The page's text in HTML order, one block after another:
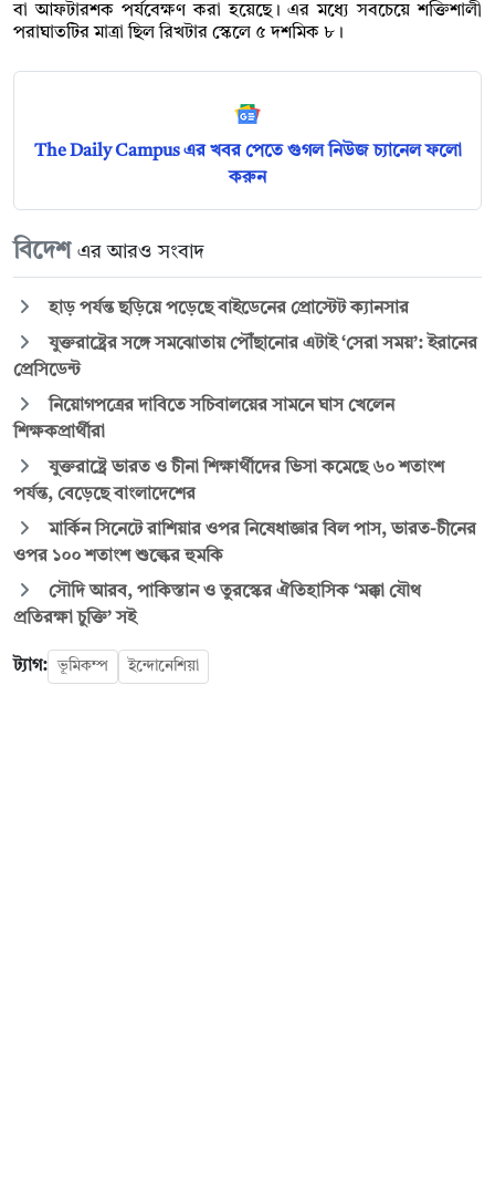
বা আফটারশক পর্যবেক্ষণ করা হয়েছে। এর মধ্যে সবচেয়ে শক্তিশালী
পরাঘাতটির মাত্রা ছিল রিখটার স্কেলে ৫ দশমিক ৮।
The Daily Campus এর খবর পেতে গুগল নিউজ চ্যানেল ফলো
করুন
বিদেশ এর আরও সংবাদ
হাড় পর্যন্ত ছড়িয়ে পড়েছে বাইডেনের প্রোস্টেট ক্যানসার
যুক্তরাষ্ট্রের সঙ্গে সমঝোতায় পৌঁছানোর এটাই ‘সেরা সময়’: ইরানের
প্রেসিডেন্ট
নিয়োগপত্রের দাবিতে সচিবালয়ের সামনে ঘাস খেলেন
শিক্ষকপ্রার্থীরা
যুক্তরাষ্ট্রে ভারত ও চীনা শিক্ষার্থীদের ভিসা কমেছে ৬০ শতাংশ
পর্যন্ত, বেড়েছে বাংলাদেশের
মার্কিন সিনেটে রাশিয়ার ওপর নিষেধাজ্ঞার বিল পাস, ভারত-চীনের
ওপর ১০০ শতাংশ শুল্কের হুমকি
সৌদি আরব, পাকিস্তান ও তুরস্কের ঐতিহাসিক ‘মক্কা যৌথ
প্রতিরক্ষা চুক্তি’ সই
ট্যাগ: ভূমিকম্প ইন্দোনেশিয়া